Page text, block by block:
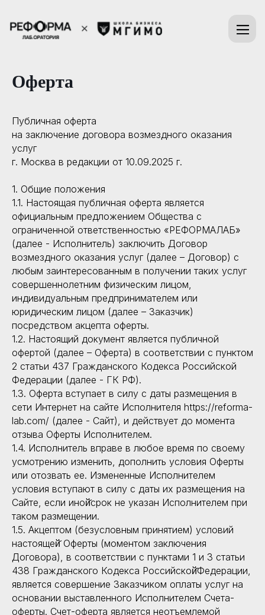
Оферта
Публичная оферта
на заключение договора возмездного оказания
услуг
г. Москва в редакции от 10.09.2025 г.
1. Общие положения
1.1. Настоящая публичная оферта является
официальным предложением Общества с
ограниченной ответственностью «РЕФОРМАЛАБ»
(далее - Исполнитель) заключить Договор
возмездного оказания услуг (далее – Договор) с
любым заинтересованным в получении таких услуг
совершеннолетним физическим лицом,
индивидуальным предпринимателем или
юридическим лицом (далее – Заказчик)
посредством акцепта оферты.
1.2. Настоящий документ является публичной
офертой (далее – Оферта) в соответствии с пунктом
2 статьи 437 Гражданского Кодекса Российской
Федерации (далее - ГК РФ).
1.3. Оферта вступает в силу с даты размещения в
сети Интернет на сайте Исполнителя https://reforma-
lab.com/ (далее - Сайт), и действует до момента
отзыва Оферты Исполнителем.
1.4. Исполнитель вправе в любое время по своему
усмотрению изменить, дополнить условия Оферты
или отозвать ее. Измененные Исполнителем
условия вступают в силу с даты их размещения на
Сайте, если иной̆срок не указан Исполнителем при
таком размещении.
1.5. Акцептом (безусловным принятием) условий
настоящей̆ Оферты (моментом заключения
Договора), в соответствии с пунктами 1 и 3 статьи
438 Гражданского Кодекса Российской̆Федерации,
является совершение Заказчиком оплаты услуг на
основании выставленного Исполнителем Счета-
оферты. Счет-оферта является неотъемлемой